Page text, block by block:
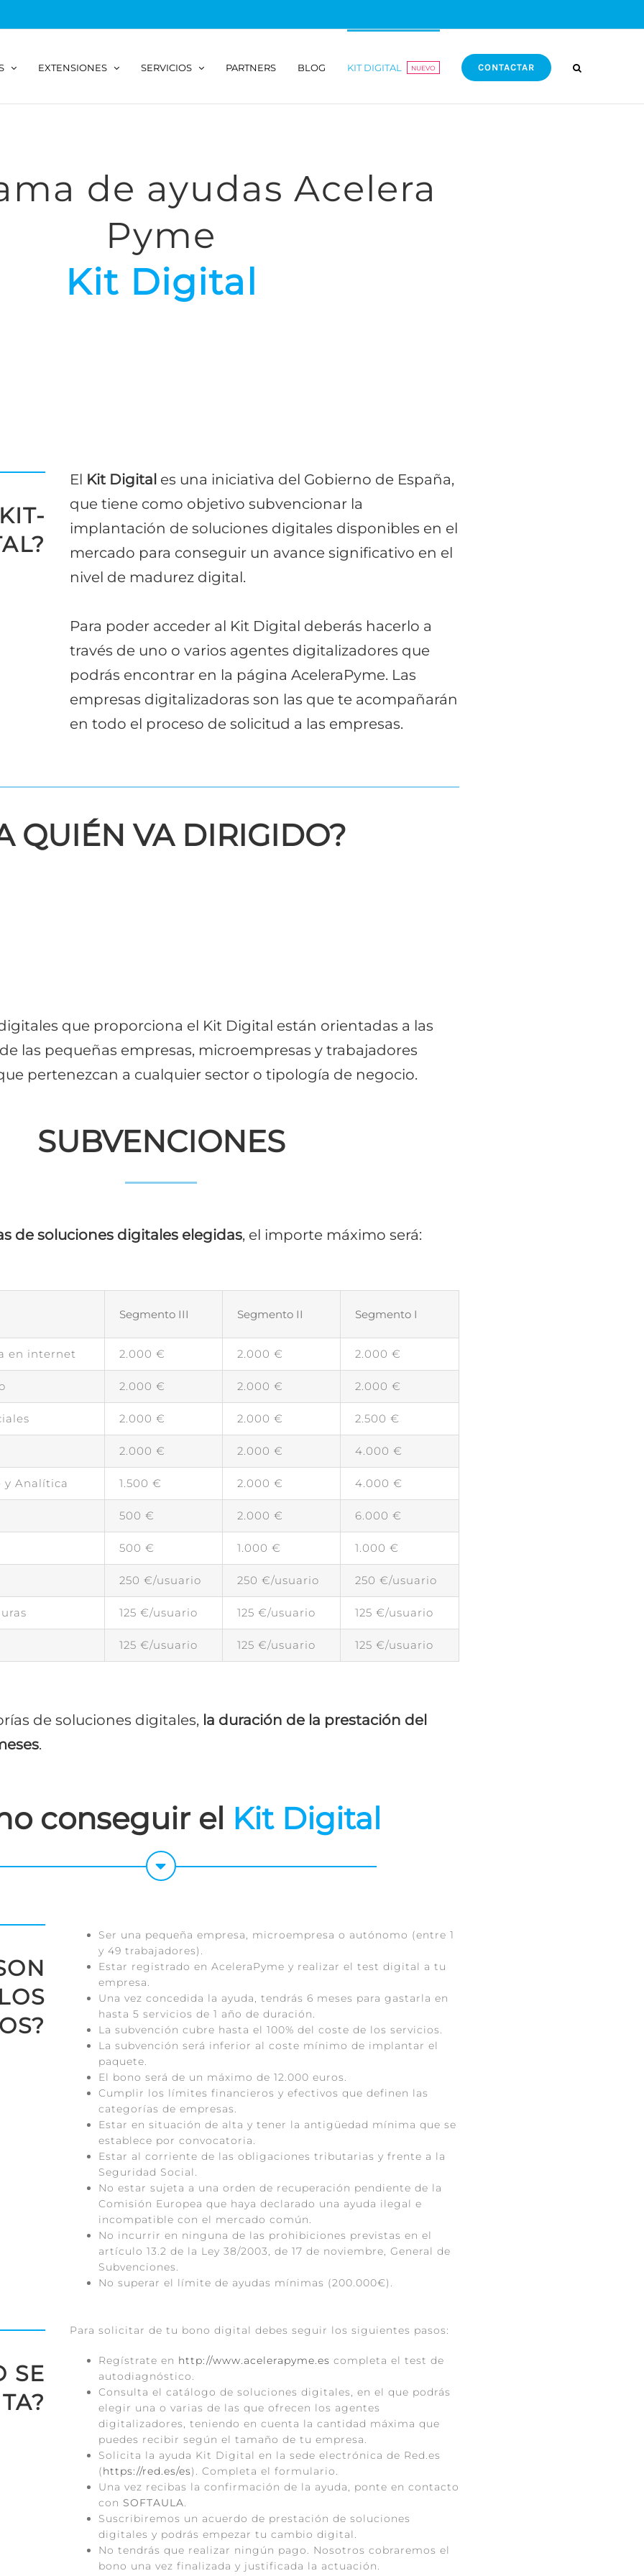
EXTENSIONES SERVICIOS PARTNERS BLOG KIT DIGITAL NUEVO CONTACTAR
de ayudas Acelera
Pyme
Kit Digital
El Kit Digital es una iniciativa del Gobierno de España,
que tiene como objetivo subvencionar la
implantación de soluciones digitales disponibles en el
mercado para conseguir un avance significativo en el
nivel de madurez digital.
Para poder acceder al Kit Digital deberás hacerlo a
través de uno o varios agentes digitalizadores que
podrás encontrar en la página AceleraPyme. Las
empresas digitalizadoras son las que te acompañarán
en todo el proceso de solicitud a las empresas.
QUIÉN VA DIRIGIDO?
que proporciona el Kit Digital están orientadas a las
las pequeñas empresas, microempresas y trabajadores
pertenezcan a cualquier sector o tipología de negocio.
SUBVENCIONES
de soluciones digitales elegidas, el importe máximo será:
Segmento III Segmento II Segmento I
en internet 2.000 € 2.000 € 2.000 €
2.000 € 2.000 € 2.000 €
2.000 € 2.000 € 2.500 €
2.000 € 2.000 € 4.000 €
y Analítica 1.500 € 2.000 € 4.000 €
500 € 2.000 € 6.000 €
500 € 1.000 € 1.000 €
250 €/usuario 250 €/usuario 250 €/usuario
125 €/usuario 125 €/usuario 125 €/usuario
125 €/usuario 125 €/usuario 125 €/usuario
de soluciones digitales, la duración de la prestación del
.
conseguir el Kit Digital
Ser una pequeña empresa, microempresa o autónomo (entre 1
y 49 trabajadores).
Estar registrado en AceleraPyme y realizar el test digital a tu
empresa.
Una vez concedida la ayuda, tendrás 6 meses para gastarla en
hasta 5 servicios de 1 año de duración.
La subvención cubre hasta el 100% del coste de los servicios.
La subvención será inferior al coste mínimo de implantar el
paquete.
El bono será de un máximo de 12.000 euros.
Cumplir los límites financieros y efectivos que definen las
categorías de empresas.
Estar en situación de alta y tener la antigüedad mínima que se
establece por convocatoria.
Estar al corriente de las obligaciones tributarias y frente a la
Seguridad Social.
No estar sujeta a una orden de recuperación pendiente de la
Comisión Europea que haya declarado una ayuda ilegal e
incompatible con el mercado común.
No incurrir en ninguna de las prohibiciones previstas en el
artículo 13.2 de la Ley 38/2003, de 17 de noviembre, General de
Subvenciones.
No superar el límite de ayudas mínimas (200.000€).
SE
Para solicitar de tu bono digital debes seguir los siguientes pasos:
Regístrate en http://www.acelerapyme.es completa el test de
autodiagnóstico.
Consulta el catálogo de soluciones digitales, en el que podrás
elegir una o varias de las que ofrecen los agentes
digitalizadores, teniendo en cuenta la cantidad máxima que
puedes recibir según el tamaño de tu empresa.
Solicita la ayuda Kit Digital en la sede electrónica de Red.es
(https://red.es/es). Completa el formulario.
Una vez recibas la confirmación de la ayuda, ponte en contacto
con SOFTAULA.
Suscribiremos un acuerdo de prestación de soluciones
digitales y podrás empezar tu cambio digital.
No tendrás que realizar ningún pago. Nosotros cobraremos el
bono una vez finalizada y justificada la actuación.